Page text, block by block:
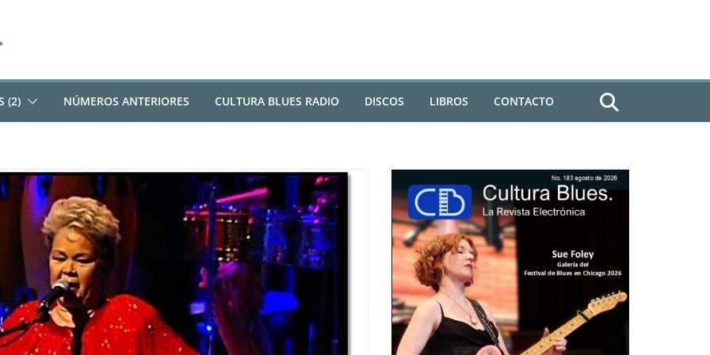
(2) NÚMEROS ANTERIORES CULTURA BLUES RADIO DISCOS LIBROS CONTACTO